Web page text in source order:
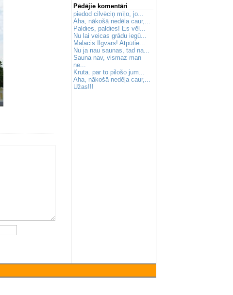
Pēdējie komentāri
piedod cilvēciņ mīļo, jo...
Aha, nākošā nedēļa caur,...
Paldies, paldies! Es vēl...
Nu lai veicas grādu iegū...
Malacis Ilgvars! Atpūtie...
Nu ja nau saunas, tad na...
Sauna nav, vismaz man
ne...
Kruta. par to pilošo jum...
Aha, nākošā nedēļa caur,...
Užas!!!